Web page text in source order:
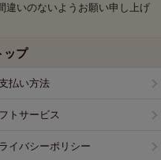
違いのないようお願い申し上げ
ップ
払い方法
トサービス
イバシーポリシー